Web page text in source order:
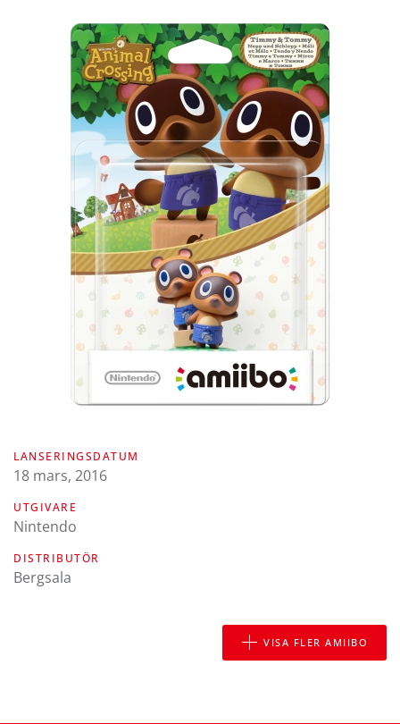
LANSERINGSDATUM
18 mars, 2016
UTGIVARE
Nintendo
DISTRIBUTÖR
Bergsala
VISA FLER AMIIBO